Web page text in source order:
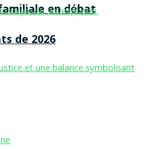
en débat
de 2026